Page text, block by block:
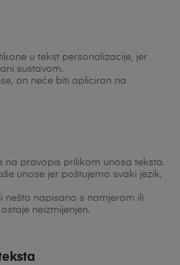
u tekst personalizacije, jer
sustavom.
on neće biti apliciran na
na pravopis prilikom unosa teksta.
unose jer poštujemo svaki jezik,
nešto napisano s namjerom ili
neizmijenjen.